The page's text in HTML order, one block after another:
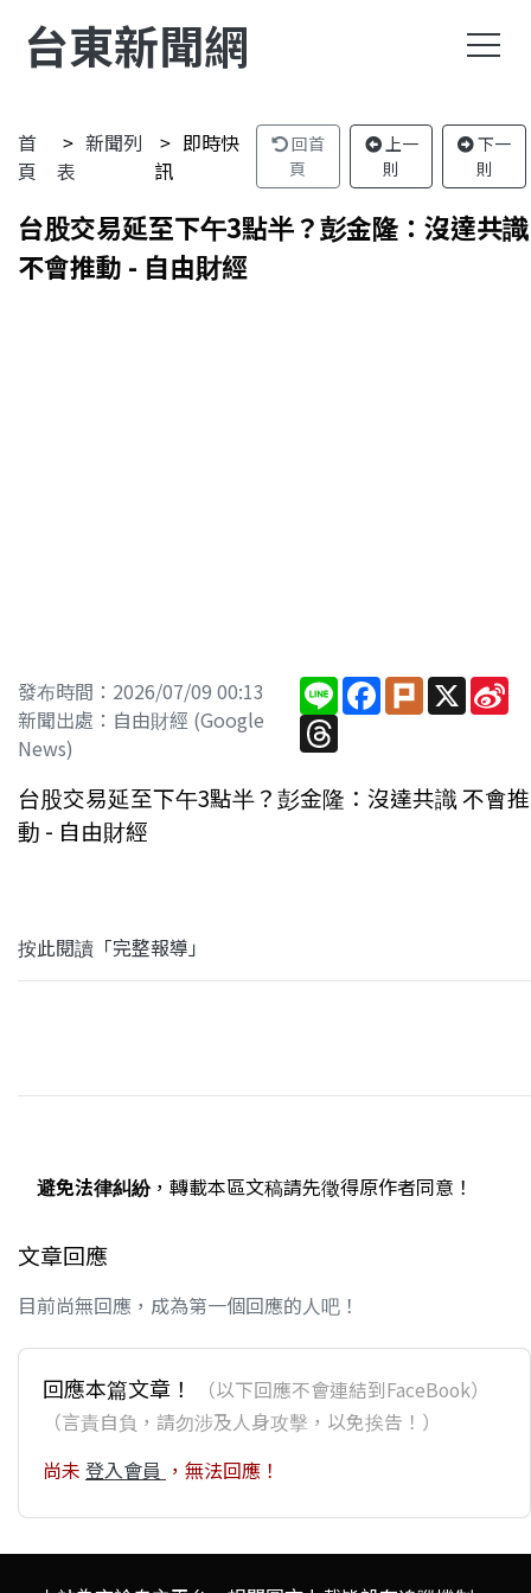
台東新聞網
首
頁
新聞列
表
即時快
訊
回首
頁
上一
則
下一
則
台股交易延至下午3點半？彭金隆：沒達共識
不會推動 - 自由財經
發布時間：2026/07/09 00:13
新聞出處：自由財經 (Google
News)
Line Facebook
PlurkX
Threads
台股交易延至下午3點半？彭金隆：沒達共識 不會推
動 - 自由財經
按此閱讀「完整報導」
避免法律糾紛，轉載本區文稿請先徵得原作者同意！
文章回應
目前尚無回應，成為第一個回應的人吧！
回應本篇文章！
（以下回應不會連結到FaceBook）
（言責自負，請勿涉及人身攻擊，以免挨告！）
尚未 登入會員 ，無法回應！